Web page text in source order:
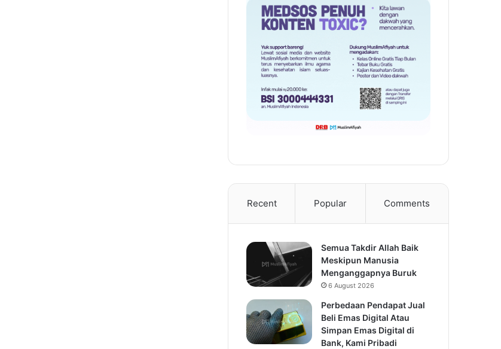
Recent Popular Comments
Semua Takdir Allah Baik
Meskipun Manusia
Menganggapnya Buruk
6 August 2026
Perbedaan Pendapat Jual
Beli Emas Digital Atau
Simpan Emas Digital di
Bank, Kami Pribadi